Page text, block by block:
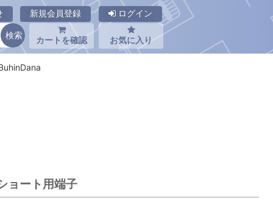
新規会員登録 ログイン
カートを確認 お気に入り
ョート用端子